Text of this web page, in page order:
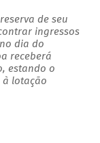
de seu
ingressos
dia do
receberá
estando o
à lotação